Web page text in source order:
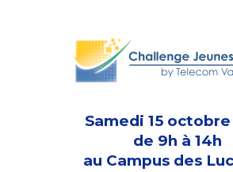
Samedi 15 octobre
de 9h à 14h
au Campus des